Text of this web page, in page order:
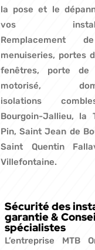
la pose et le
vos
Remplacement
menuiseries, portes
fenêtres, porte de
motorisé,
isolations
Bourgoin-Jallieu, la
Pin, Saint Jean de
Saint Quentin
Villefontaine.
Sécurité des
garantie &
spécialistes
L’entreprise MTB